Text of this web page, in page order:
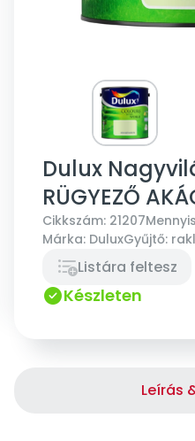
Dulux
RÜGYEZŐ
Cikkszám: 21207
Márka: DuluxGyűjtő:
Listára feltesz
Készleten
Leírás